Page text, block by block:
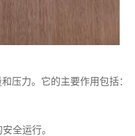
压力。它的主要作用包括：
全运行。